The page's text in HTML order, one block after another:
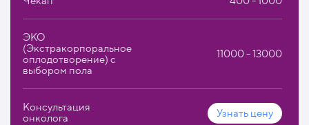
Штат Медиканы составляет 6500 медицинских
сотрудников. Врачи являются ведущими специалистами
сотрудничества с больницами со всего мира.
ЭКО
(Экстракорпоральное
оплодотворение) с
выбором пола
11000 - 13000
Консультация
онколога
Узнать цену